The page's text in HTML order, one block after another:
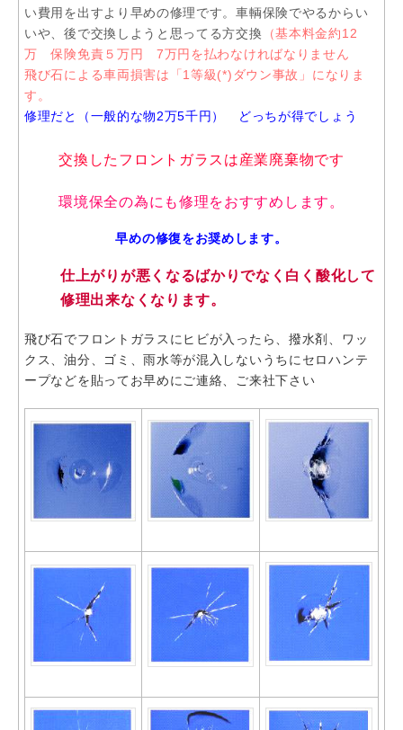
い費用を出すより早めの修理です。車輌保険でやるからい
いや、後で交換しようと思ってる方交換 （基本料金約12
万 保険免責５万円 7万円を払わなければなりません
飛び石による車両損害は「1等級(*)ダウン事故」になりま
す。
修理だと（一般的な物2万5千円） どっちが得でしょう
交換したフロントガラスは産業廃棄物です
環境保全の為にも修理をおすすめします。
早めの修復をお奨めします。
仕上がりが悪くなるばかりでなく白く酸化して
修理出来なくなります。
飛び石でフロントガラスにヒビが入ったら、撥水剤、ワッ
クス、油分、ゴミ、雨水等が混入しないうちにセロハンテ
ープなどを貼ってお早めにご連絡、ご来社下さい